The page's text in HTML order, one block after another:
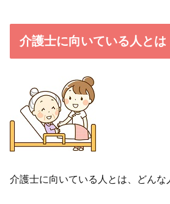
介護士に向いている人とは
介護士に向いている人とは、どんな